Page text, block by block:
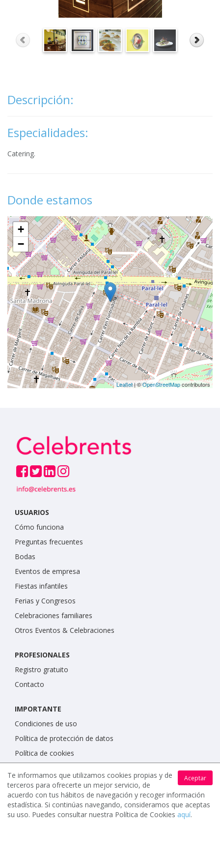
Descripción:
Especialidades:
Catering.
Donde estamos
+
−
Leaflet| ©OpenStreetMapcontributors
USUARIOS
Cómo funciona
Preguntas frecuentes
Bodas
Eventos de empresa
Fiestas infantiles
Ferias y Congresos
Celebraciones familiares
Otros Eventos & Celebraciones
PROFESIONALES
Registro gratuito
Contacto
IMPORTANTE
Condiciones de uso
Política de protección de datos
Política de cookies
Aceptar
Te informamos que utilizamos cookies propias y de
terceros para ofrecerte un mejor servicio, de
acuerdo con tus hábitos de navegación y recoger información
estadística. Si continúas navegando, consideramos que aceptas
su uso. Puedes consultar nuestra Política de Cookies aquí.